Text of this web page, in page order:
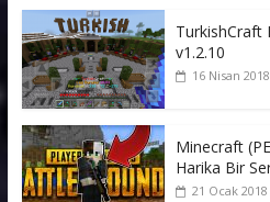
TurkishCraft
v1.2.10
16 Nisan 2018
Minecraft
Harika Bir
21 Ocak 2018